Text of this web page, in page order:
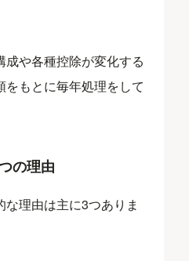
成や各種控除が変化する
をもとに毎年処理をして
の理由
理由は主に3つありま